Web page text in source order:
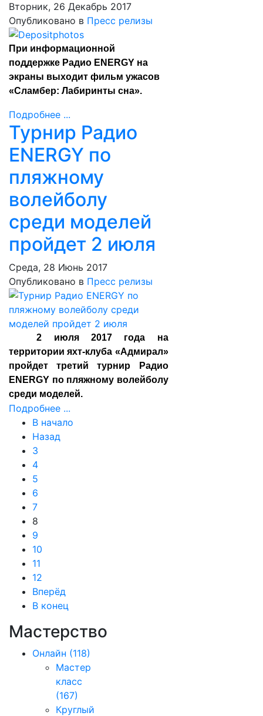
Вторник, 26 Декабрь 2017
Опубликовано в Пресс релизы
При информационной
поддержке Радио ENERGY на
экраны выходит фильм ужасов
«Сламбер: Лабиринты сна».
Подробнее ...
Турнир Радио
ENERGY по
пляжному
волейболу
среди моделей
пройдет 2 июля
Среда, 28 Июнь 2017
Опубликовано в Пресс релизы
2 июля 2017 года на
территории яхт-клуба «Адмирал»
пройдет третий турнир Радио
ENERGY по пляжному волейболу
среди моделей.
Подробнее ...
В начало
Назад
3
4
5
6
7
8
9
10
11
12
Вперёд
В конец
Мастерство
Онлайн (118)
Мастер
класс
(167)
Круглый